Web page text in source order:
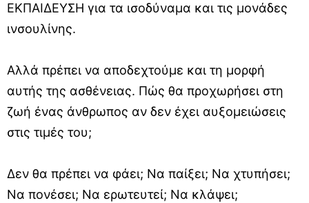
ΕΚΠΑΙΔΕΥΣΗ για τα ισοδύναμα και τις μονάδες
ινσουλίνης.
Αλλά πρέπει να αποδεχτούμε και τη μορφή
αυτής της ασθένειας. Πώς θα προχωρήσει στη
ζωή ένας άνθρωπος αν δεν έχει αυξομειώσεις
στις τιμές του;
Δεν θα πρέπει να φάει; Να παίξει; Να χτυπήσει;
Να πονέσει; Να ερωτευτεί; Να κλάψει;